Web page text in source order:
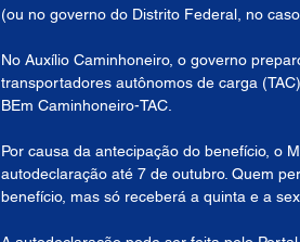
(ou no governo do Distrito Federal, no
No Auxílio Caminhoneiro, o governo
transportadores autônomos de carga
BEm Caminhoneiro-TAC.
Por causa da antecipação do benefício, o
autodeclaração até 7 de outubro. Quem
benefício, mas só receberá a quinta e a